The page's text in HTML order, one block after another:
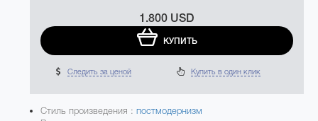
1.800 USD
КУПИТЬ
Следить за ценой Купить в один клик
Стиль произведения : постмодернизм